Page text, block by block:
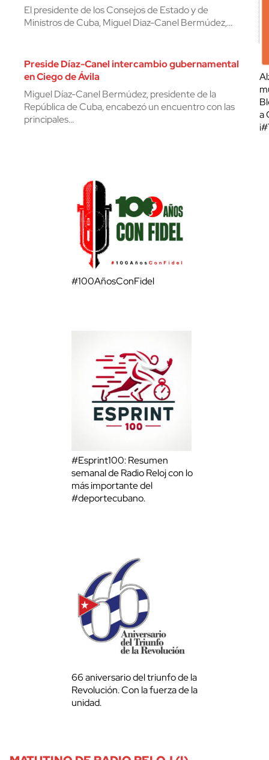
El presidente de los Consejos de Estado y de
Ministros de Cuba, Miguel Diaz-Canel Bermúdez,…
Preside Díaz-Canel intercambio gubernamental
en Ciego de Ávila
Miguel Díaz-Canel Bermúdez, presidente de la
República de Cuba, encabezó un encuentro con las
principales…
a
#100AñosConFidel
#Esprint100: Resumen
semanal de Radio Reloj con lo
más importante del
#deportecubano.
66 aniversario del triunfo de la
Revolución. Con la fuerza de la
unidad.